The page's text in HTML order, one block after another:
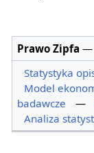
Prawo Zipfa
Statystyka
Model
badawcze
—
Analiza